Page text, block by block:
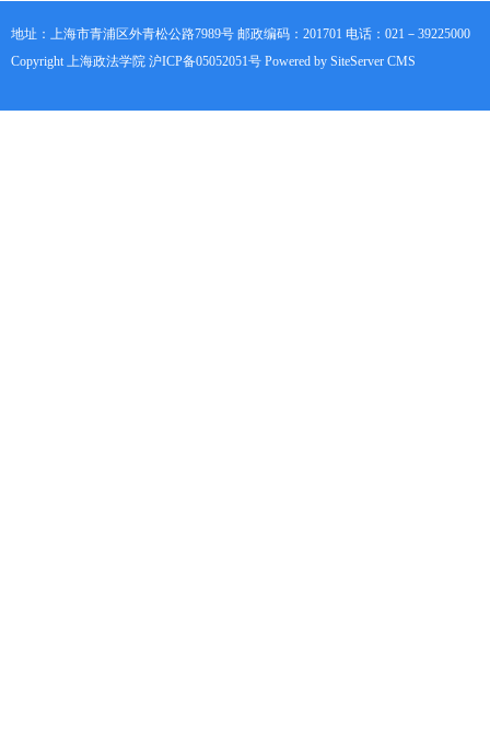
地址：上海市青浦区外青松公路7989号 邮政编码：201701 电话：021－39225000
Copyright 上海政法学院 沪ICP备05052051号 Powered by SiteServer CMS